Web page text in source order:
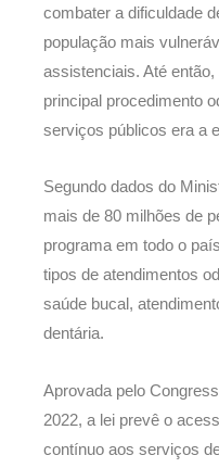
combater a dificuldade
população mais
assistenciais. Até
principal procedimento
serviços públicos era a
Segundo dados do
mais de 80 milhões de
programa em todo o
tipos de atendimentos
saúde bucal,
dentária.
Aprovada pelo
2022, a lei prevê o
contínuo aos serviços